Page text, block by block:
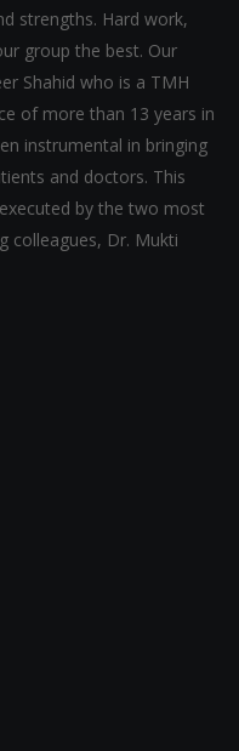
strengths. Hard work,
group the best. Our
Shahid who is a TMH
of more than 13 years in
instrumental in bringing
and doctors. This
by the two most
colleagues, Dr. Mukti